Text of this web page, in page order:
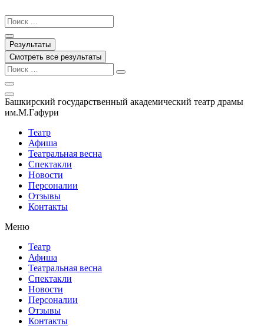
к
содержимому
Search
...
Результаты
Смотреть все результаты
Башкирский государственный академический театр драмы
им.М.Гафури
Театр
Афиша
Театральная весна
Спектакли
Новости
Персоналии
Отзывы
Контакты
Меню
Театр
Афиша
Театральная весна
Спектакли
Новости
Персоналии
Отзывы
Контакты